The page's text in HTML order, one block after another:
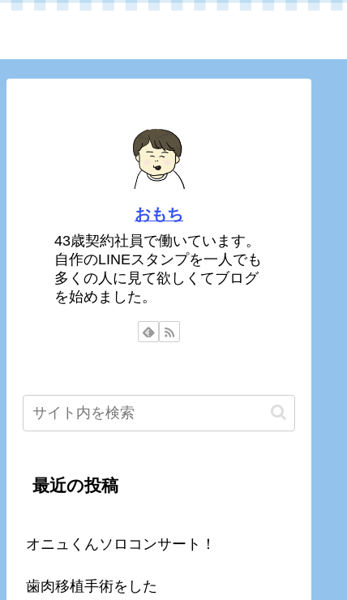
おもち
43歳契約社員で働いています。
自作のLINEスタンプを一人でも
多くの人に見て欲しくてブログ
を始めました。
最近の投稿
オニュくんソロコンサート！
歯肉移植手術をした